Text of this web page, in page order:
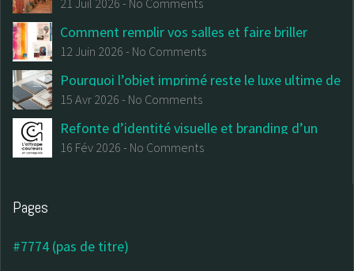
commence avant la première salle
21 Juil 2026 - No Comments
Comment remplir vos salles et faire briller
votre institution : Le (vrai) guide du design
culturel et de la billetterie
12 Juin 2026 - No Comments
Pourquoi l’objet imprimé reste le luxe ultime de
votre communication institutionnelle
15 Avr 2026 - No Comments
Refonte d’identité visuelle et branding d’un
centre d’art contemporain
16 Fév 2026 - No Comments
Pages
#7774 (pas de titre)